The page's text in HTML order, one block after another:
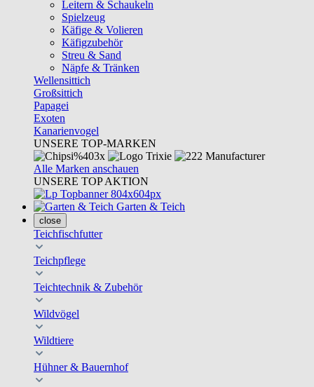
Leitern & Schaukeln
Spielzeug
Käfige & Volieren
Käfigzubehör
Streu & Sand
Näpfe & Tränken
Wellensittich
Großsittich
Papagei
Exoten
Kanarienvogel
UNSERE TOP-MARKEN
Alle Marken anschauen
UNSERE TOP AKTION
Garten & Teich
close
Teichfischfutter
Teichpflege
Teichtechnik & Zubehör
Wildvögel
Wildtiere
Hühner & Bauernhof